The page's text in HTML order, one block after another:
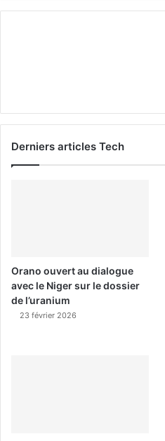
Derniers articles Tech
Orano ouvert au dialogue
avec le Niger sur le dossier
de l’uranium
23 février 2026